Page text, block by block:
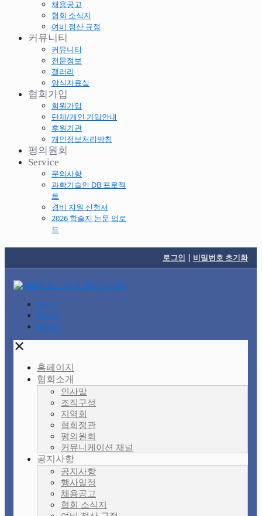
채용공고
협회 소식지
여비 정산 규정
커뮤니티
커뮤니티
전문정보
갤러리
양식자료실
협회가입
회원가입
단체/개인 가입안내
후원기관
개인정보처리방침
평의원회
Service
문의사항
과학기술인 DB 프로젝
트
경비 지원 신청서
2026 학술지 논문 업로
드
로그인 | 비밀번호 초기화
Item 1
Item 2
Item 3
✕
홈페이지
협회소개
인사말
조직구성
지역회
협회정관
평의원회
커뮤니케이션 채널
공지사항
공지사항
행사일정
채용공고
협회 소식지